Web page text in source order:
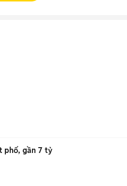
phố, gần 7 tỷ